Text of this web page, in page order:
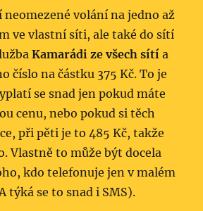
neomezené volání na jedno až
ve vlastní síti, ale také do sítí
Kamarádi ze všech sítí a
číslo na částku 375 Kč. To je
se snad jen pokud máte
cenu, nebo pokud si těch
při pěti je to 485 Kč, takže
Vlastně to může být docela
kdo telefonuje jen v malém
týká se to snad i SMS).